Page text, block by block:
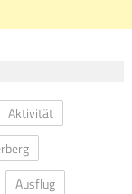
Aktivität
Ausflug